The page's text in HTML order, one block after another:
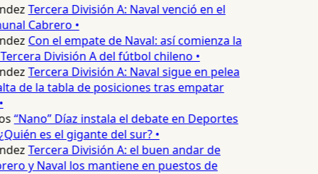
Tercera División A: Naval venció en el
Cabrero •
Con el empate de Naval: así comienza la
División A del fútbol chileno •
Tercera División A: Naval sigue en pelea
de la tabla de posiciones tras empatar
“Nano” Díaz instala el debate en Deportes
es el gigante del sur? •
Tercera División A: el buen andar de
y Naval los mantiene en puestos de